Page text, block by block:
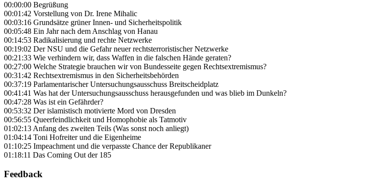
00:00:00 Begrüßung
00:01:42 Vorstellung von Dr. Irene Mihalic
00:03:16 Grundsätze grüner Innen- und Sicherheitspolitik
00:05:48 Ein Jahr nach dem Anschlag von Hanau
00:14:53 Radikalisierung und rechte Netzwerke
00:19:02 Der NSU und die Gefahr neuer rechtsterroristischer Netzwerke
00:21:33 Wie verhindern wir, dass Waffen in die falschen Hände geraten?
00:27:00 Welche Strategie brauchen wir von Bundesseite gegen Rechtsextremismus?
00:31:42 Rechtsextremismus in den Sicherheitsbehörden
00:37:19 Parlamentarischer Untersuchungsausschuss Breitscheidplatz
00:41:41 Was hat der Untersuchungsausschuss herausgefunden und was blieb im Dunkeln?
00:47:28 Was ist ein Gefährder?
00:53:32 Der islamistisch motivierte Mord von Dresden
00:56:55 Queerfeindlichkeit und Homophobie als Tatmotiv
01:02:13 Anfang des zweiten Teils (Was sonst noch anliegt)
01:04:14 Toni Hofreiter und die Eigenheime
01:10:25 Impeachment und die verpasste Chance der Republikaner
01:18:11 Das Coming Out der 185
Feedback